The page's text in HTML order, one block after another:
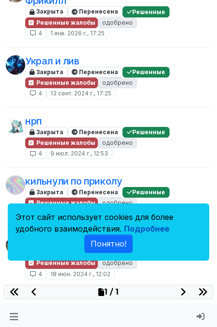
Закрыта Перенесена
Решенные
Решенные жалобы
одобрено
4
1 янв. 2026 г., 17:25
Украл и лив
Закрыта Перенесена
Решенные
Решенные жалобы
одобрено
4
13 сент. 2024 г., 17:25
нрп
Закрыта Перенесена
Решенные
Решенные жалобы
одобрено
4
9 июл. 2024 г., 12:53
кильнули по приколу
Закрыта Перенесена
Решенные
Решенные жалобы
одобрено
Муники по дефолту
Перенесена
Решенные
Решенные жалобы
одобрено
4
18 июн. 2024 г., 12:02
1 / 1
Этот сайт использует cookies для более
удобного взаимодействия. Подробнее
Понятно!